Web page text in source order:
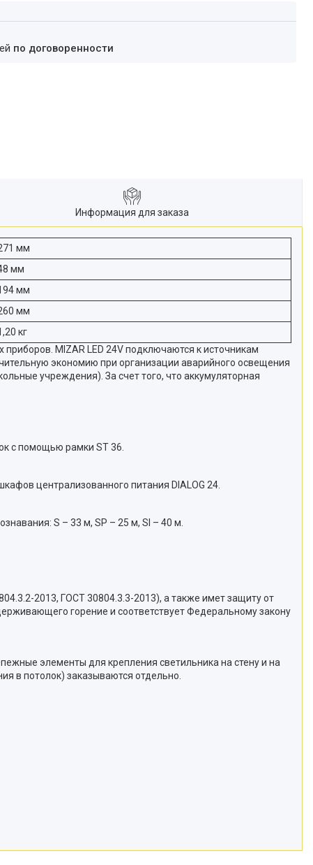
по договоренности
Информация для заказа
мм
мм
мм
мм
кг
MIZAR LED 24V подключаются к источникам
экономию при организации аварийного освещения
учреждения). За счет того, что аккумуляторная
с помощью рамки ST 36.
централизованного питания DIALOG 24.
S – 33 м, SP – 25 м, SI – 40 м.
2013, ГОСТ 30804.3.3-2013), а также имет защиту от
горение и соответствует Федеральному закону
элементы для крепления светильника на стену и на
в потолок) заказываются отдельно.